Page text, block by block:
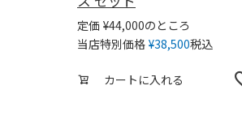
定価 ¥44,000のところ
当店特別価格 ¥38,500税込
カートに入れる